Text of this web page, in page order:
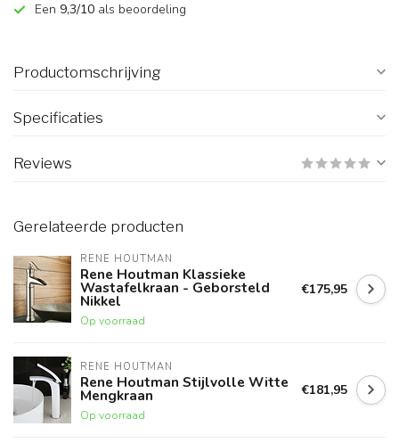
Een 9,3/10 als beoordeling
Productomschrijving
Specificaties
Reviews
Gerelateerde producten
RENE HOUTMAN
Rene Houtman Klassieke
Wastafelkraan - Geborsteld
Nikkel
Op voorraad
€175,95
RENE HOUTMAN
Rene Houtman Stijlvolle Witte
Mengkraan
Op voorraad
€181,95